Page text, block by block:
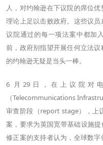
人，对约翰逊在下议院的席位
理论上足以击败政府。这些议
议院通过的每一项法案中都加
前，政府别指望开展任何立法
的约翰逊无疑是当头一棒。
6 月29日，在上议院对
（Telecommunications
审查阶段（report stage），上
案，要求为英国宽带基础设施提
修正案的支持者认为，全球数